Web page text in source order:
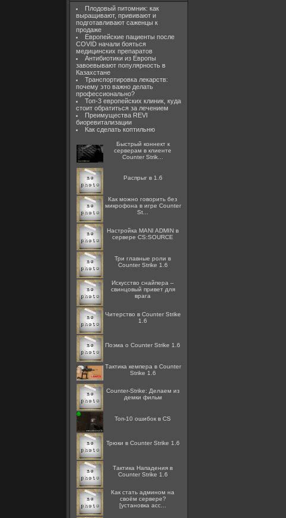
Плодовый питомник: как
выращивают, прививают и
подготавливают саженцы к
продаже
Европейские пациенты после
COVID начали бояться
медицинских препаратов
Антибиотики из Европы
завоевывают популярность в
Казахстане
Транспортировка лекарств:
почему это важно делать
профессионально?
Топ-3 европейских клиник, куда
стоит обратиться за лечением
Преимущества REVI
биоревитализации
Как сделать коптильню
Быстрый коннект к
серверам в клиенте
Counter Strik...
Распрыг в 1.6
Как можно говорить без
микрофона в игре Counter
St...
Настройка MANI ADMIN в
сервере CS:SOURCE
Три главные роли в
Counter Strike 1.6
Искусство снайпера –
свинцовый привет для
врага
Читерство в Counter Strike
1.6
Поэма о Counter Strike 1.6
Тактика кемпера в Counter
Strike 1.6
Counter-Strike: Делаем из
демки фильм
Топ-10 ошибок в CS
Трюки в Counter Strike 1.6
Тактика Нападения в
Counter Strike 1.6
Как стать админом на
своём сервере?
[установка acc...